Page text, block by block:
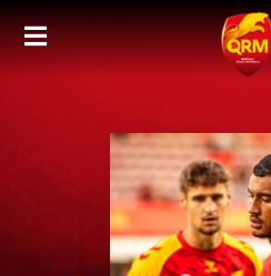
Académie
Féminines
Organisme de